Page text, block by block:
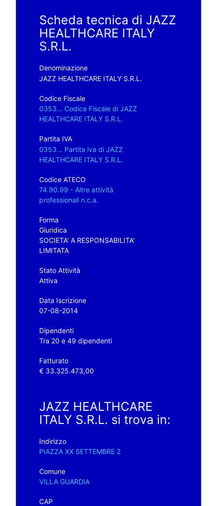
Scheda tecnica di JAZZ
HEALTHCARE ITALY
S.R.L.
Denominazione
JAZZ HEALTHCARE ITALY S.R.L.
Codice Fiscale
0353... Codice Fiscale di JAZZ
HEALTHCARE ITALY S.R.L.
Partita IVA
0353... Partita iva di JAZZ
HEALTHCARE ITALY S.R.L.
Codice ATECO
74.90.99 - Altre attività
professionali n.c.a.
Forma
Giuridica
SOCIETA' A RESPONSABILITA'
LIMITATA
Stato Attività
Attiva
Data Iscrizione
07-08-2014
Dipendenti
Tra 20 e 49 dipendenti
Fatturato
€ 33.325.473,00
JAZZ HEALTHCARE
ITALY S.R.L. si trova in:
Indirizzo
PIAZZA XX SETTEMBRE 2
Comune
VILLA GUARDIA
CAP